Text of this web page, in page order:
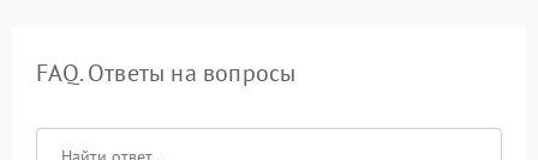
FAQ. Ответы на вопросы